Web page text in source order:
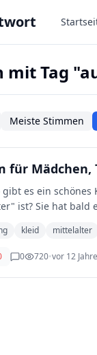
mit Tag
Meiste Stimmen
für
gibt es ein schönes
ist? Sie hat bald
kleid mittelalter
0 720•vor 12